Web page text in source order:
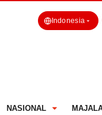
Indonesia
NASIONAL